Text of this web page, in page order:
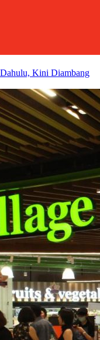
Kini Diambang